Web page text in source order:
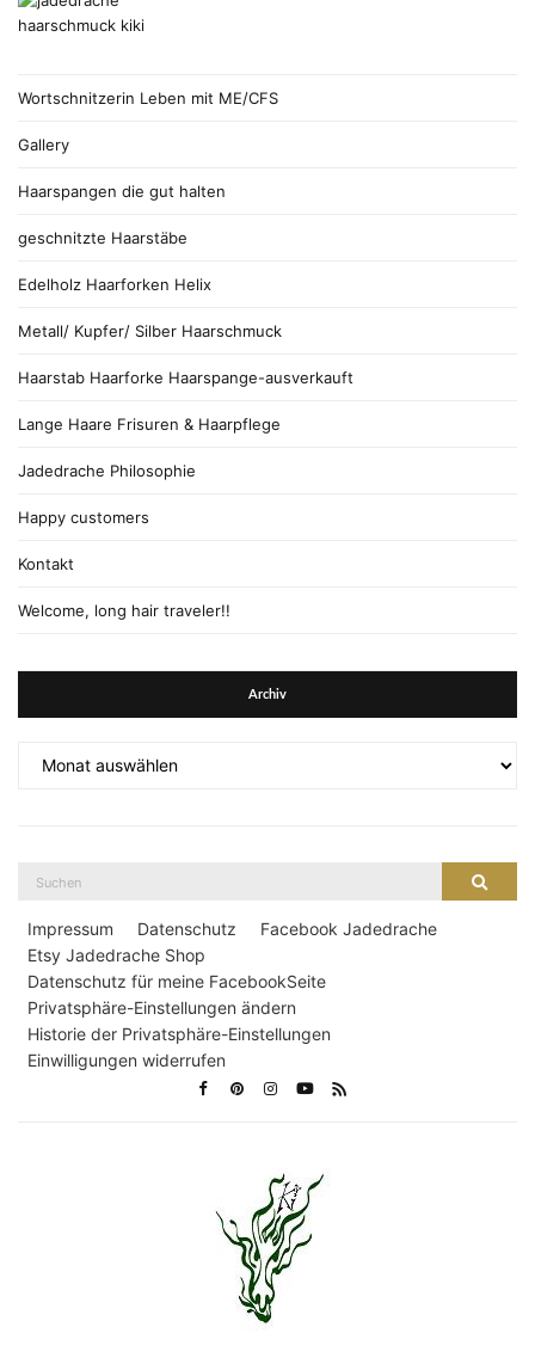
Wortschnitzerin Leben mit ME/CFS
Gallery
Haarspangen die gut halten
geschnitzte Haarstäbe
Edelholz Haarforken Helix
Metall/ Kupfer/ Silber Haarschmuck
Haarstab Haarforke Haarspange-ausverkauft
Lange Haare Frisuren & Haarpflege
Jadedrache Philosophie
Happy customers
Kontakt
Welcome, long hair traveler!!
Archiv
Impressum Datenschutz
Facebook Jadedrache
Etsy Jadedrache Shop
Datenschutz für meine FacebookSeite
Privatsphäre-Einstellungen ändern
Historie der Privatsphäre-Einstellungen
Einwilligungen widerrufen